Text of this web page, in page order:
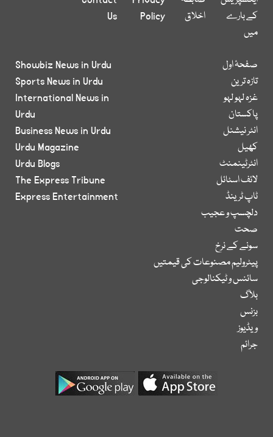
کے بارے
میں
اخلاق
Policy
Us
صفحۂ اول
تازہ ترین
غزہ لہو لہو
پاکستان
انٹر نیشنل
کھیل
انٹرٹینمنٹ
لائف اسٹائل
ٹاپ ٹرینڈ
دلچسپ و عجیب
صحت
سونے کے نرخ
پیٹرولیم مصنوعات کی قیمتیں
سائنس و ٹیکنالوجی
بلاگ
بزنس
ویڈیوز
جرائم
Showbiz News in Urdu
Sports News in Urdu
International News in
Urdu
Business News in Urdu
Urdu Magazine
Urdu Blogs
The Express Tribune
Express Entertainment